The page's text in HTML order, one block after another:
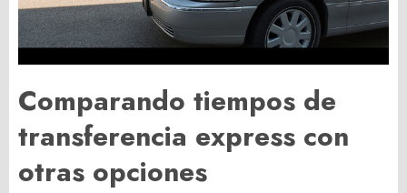
Comparando tiempos de
transferencia express con
otras opciones